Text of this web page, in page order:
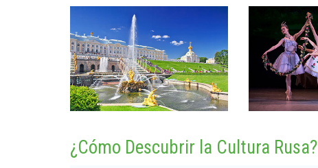
¿Cómo Descubrir la Cultura Rusa?